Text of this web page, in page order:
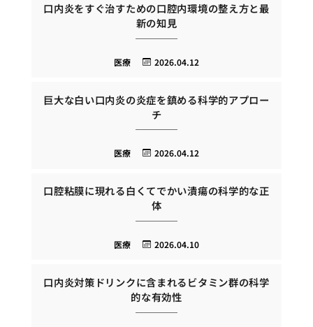
口内炎をすぐ治すための口腔内環境の整え方と最
新の知見
2026.04.12
医療
巨大な白い口内炎の炎症を鎮める科学的アプロー
チ
2026.04.12
医療
口腔粘膜に現れる白くてでかい潰瘍の科学的な正
体
2026.04.10
医療
口内炎対策ドリンクに含まれるビタミン群の科学
的な有効性